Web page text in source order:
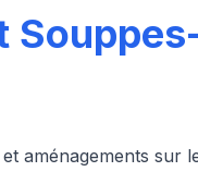
aménagements sur